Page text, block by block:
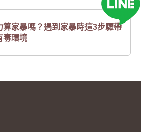
算家暴嗎？遇到家暴時這3步驟帶
毒環境